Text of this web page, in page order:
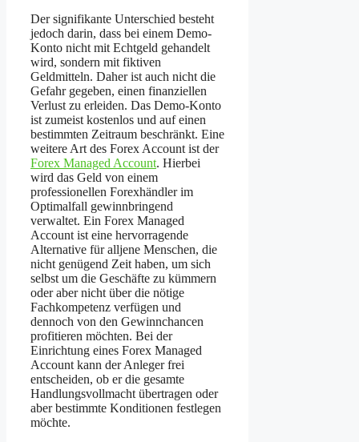
Der signifikante Unterschied besteht
jedoch darin, dass bei einem Demo-
Konto nicht mit Echtgeld gehandelt
wird, sondern mit fiktiven
Geldmitteln. Daher ist auch nicht die
Gefahr gegeben, einen finanziellen
Verlust zu erleiden. Das Demo-Konto
ist zumeist kostenlos und auf einen
bestimmten Zeitraum beschränkt. Eine
weitere Art des Forex Account ist der
Forex Managed Account. Hierbei
wird das Geld von einem
professionellen Forexhändler im
Optimalfall gewinnbringend
verwaltet. Ein Forex Managed
Account ist eine hervorragende
Alternative für alljene Menschen, die
nicht genügend Zeit haben, um sich
selbst um die Geschäfte zu kümmern
oder aber nicht über die nötige
Fachkompetenz verfügen und
dennoch von den Gewinnchancen
profitieren möchten. Bei der
Einrichtung eines Forex Managed
Account kann der Anleger frei
entscheiden, ob er die gesamte
Handlungsvollmacht übertragen oder
aber bestimmte Konditionen festlegen
möchte.